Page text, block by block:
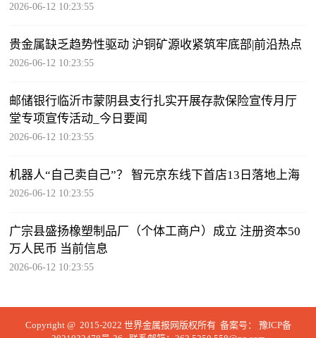
2026-06-12 10:23:55
贵金属缺乏趋势性驱动 沪铜矿源收紧筑牢底部|前沿热点
2026-06-12 10:23:55
邮储银行临沂市蒙阴县支行扎实开展存款保险宣传月厅
堂专项宣传活动_今日要闻
2026-06-12 10:23:55
机器人“自己卖自己”？ 智元京东线下首店13日落地上海
2026-06-12 10:23:55
广宗县盛扬橡塑制品厂（个体工商户）成立 注册资本50
万人民币 当前信息
2026-06-12 10:23:55
Copyright @ 2015-2022 世界金属报网版权所有 备案号： 豫ICP备